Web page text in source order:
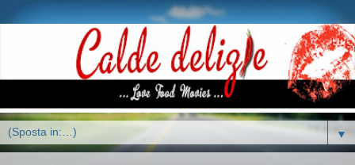
▼